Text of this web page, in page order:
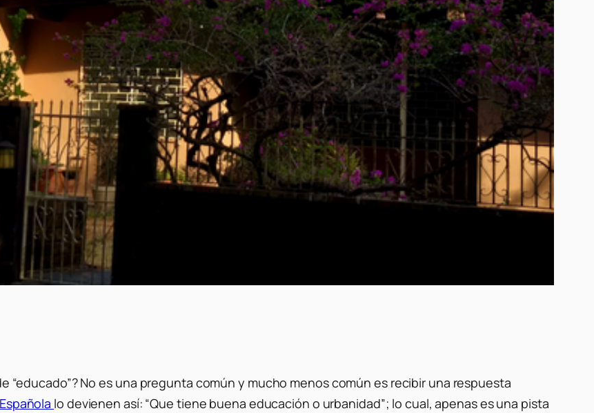
No es una pregunta común y mucho menos común es recibir una respuesta
lo devienen así: “Que tiene buena educación o urbanidad”; lo cual, apenas es una pista